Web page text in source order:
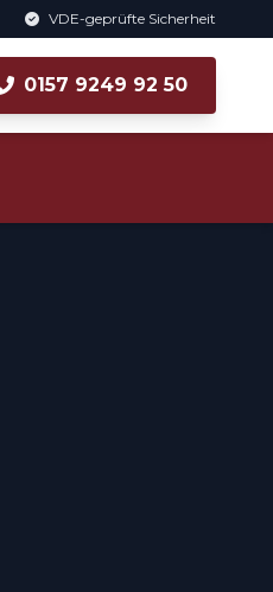
VDE-geprüfte Sicherheit
0157 9249 92 50